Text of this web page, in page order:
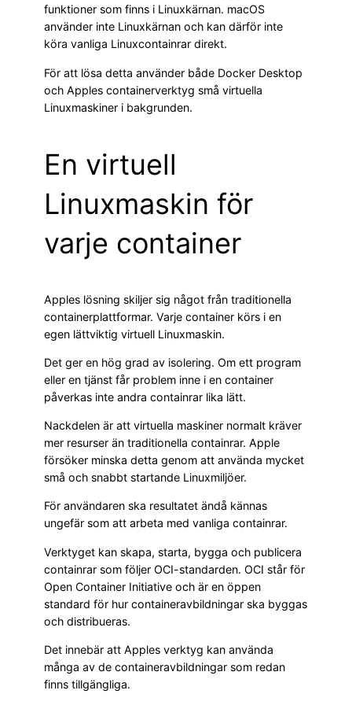
funktioner som finns i Linuxkärnan. macOS
använder inte Linuxkärnan och kan därför inte
köra vanliga Linuxcontainrar direkt.
För att lösa detta använder både Docker Desktop
och Apples containerverktyg små virtuella
Linuxmaskiner i bakgrunden.
En virtuell
Linuxmaskin för
varje container
Apples lösning skiljer sig något från traditionella
containerplattformar. Varje container körs i en
egen lättviktig virtuell Linuxmaskin.
Det ger en hög grad av isolering. Om ett program
eller en tjänst får problem inne i en container
påverkas inte andra containrar lika lätt.
Nackdelen är att virtuella maskiner normalt kräver
mer resurser än traditionella containrar. Apple
försöker minska detta genom att använda mycket
små och snabbt startande Linuxmiljöer.
För användaren ska resultatet ändå kännas
ungefär som att arbeta med vanliga containrar.
Verktyget kan skapa, starta, bygga och publicera
containrar som följer OCI-standarden. OCI står för
Open Container Initiative och är en öppen
standard för hur containeravbildningar ska byggas
och distribueras.
Det innebär att Apples verktyg kan använda
många av de containeravbildningar som redan
finns tillgängliga.